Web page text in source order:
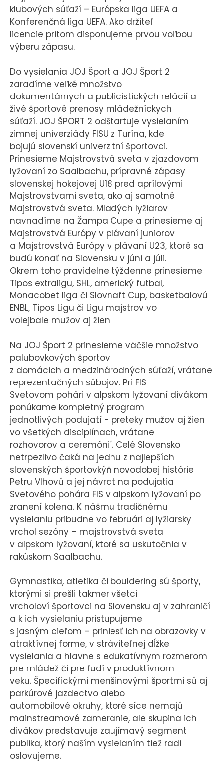
klubových súťaží – Európska liga UEFA a
Konferenčná liga UEFA. Ako držiteľ
licencie pritom disponujeme prvou voľbou
výberu zápasu.
Do vysielania JOJ Šport a JOJ Šport 2
zaradíme veľké množstvo
dokumentárnych a publicistických relácií a
živé športové prenosy mládežníckych
súťaží. JOJ ŠPORT 2 odštartuje vysielaním
zimnej univerziády FISU z Turína, kde
bojujú slovenskí univerzitní športovci.
Prinesieme Majstrovstvá sveta v zjazdovom
lyžovaní zo Saalbachu, prípravné zápasy
slovenskej hokejovej U18 pred aprílovými
Majstrovstvami sveta, ako aj samotné
Majstrovstvá sveta. Mladých lyžiarov
navnadíme na Žampa Cupe a prinesieme aj
Majstrovstvá Európy v plávaní juniorov
a Majstrovstvá Európy v plávaní U23, ktoré sa
budú konať na Slovensku v júni a júli.
Okrem toho pravidelne týždenne prinesieme
Tipos extraligu, SHL, americký futbal,
Monacobet liga či Slovnaft Cup, basketbalovú
ENBL, Tipos Ligu či Ligu majstrov vo
volejbale mužov aj žien.
Na JOJ Šport 2 prinesieme väčšie množstvo
palubovkových športov
z domácich a medzinárodných súťaží, vrátane
reprezentačných súbojov. Pri FIS
Svetovom pohári v alpskom lyžovaní divákom
ponúkame kompletný program
jednotlivých podujatí - preteky mužov aj žien
vo všetkých disciplínach, vrátane
rozhovorov a ceremónií. Celé Slovensko
netrpezlivo čaká na jednu z najlepších
slovenských športovkýň novodobej histórie
Petru Vlhovú a jej návrat na podujatia
Svetového pohára FIS v alpskom lyžovaní po
zranení kolena. K nášmu tradičnému
vysielaniu pribudne vo februári aj lyžiarsky
vrchol sezóny – majstrovstvá sveta
v alpskom lyžovaní, ktoré sa uskutočnia v
rakúskom Saalbachu.
Gymnastika, atletika či bouldering sú športy,
ktorými si prešli takmer všetci
vrcholoví športovci na Slovensku aj v zahraničí
a k ich vysielaniu pristupujeme
s jasným cieľom – priniesť ich na obrazovky v
atraktívnej forme, v stráviteľnej dĺžke
vysielania a hlavne s edukatívnym rozmerom
pre mládež či pre ľudí v produktívnom
veku. Špecifickými menšinovými športmi sú aj
parkúrové jazdectvo alebo
automobilové okruhy, ktoré síce nemajú
mainstreamové zameranie, ale skupina ich
divákov predstavuje zaujímavý segment
publika, ktorý naším vysielaním tiež radi
oslovujeme.